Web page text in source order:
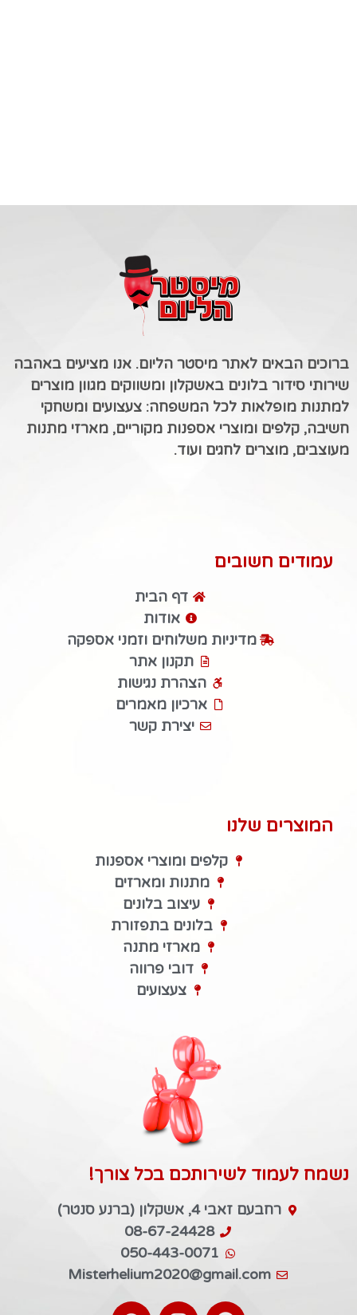
ברוכים הבאים לאתר מיסטר הליום. אנו מציעים באהבה
שירותי סידור בלונים באשקלון ומשווקים מגוון מוצרים
למתנות מופלאות לכל המשפחה: צעצועים ומשחקי
חשיבה, קלפים ומוצרי אספנות מקוריים, מארזי מתנות
מעוצבים, מוצרים לחגים ועוד.
עמודים חשובים
דף הבית
אודות
מדיניות משלוחים וזמני אספקה
תקנון אתר
הצהרת נגישות
ארכיון מאמרים
יצירת קשר
המוצרים שלנו
קלפים ומוצרי אספנות
מתנות ומארזים
עיצוב בלונים
בלונים בתפזורת
מארזי מתנה
דובי פרווה
צעצועים
נשמח לעמוד לשירותכם בכל צורך!
רחבעם זאבי 4, אשקלון (ברנע סנטר)
08-67-24428
050-443-0071
Misterhelium2020@gmail.com